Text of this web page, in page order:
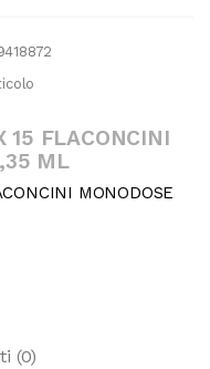
15 FLACONCINI
ML
MONODOSE
(0)